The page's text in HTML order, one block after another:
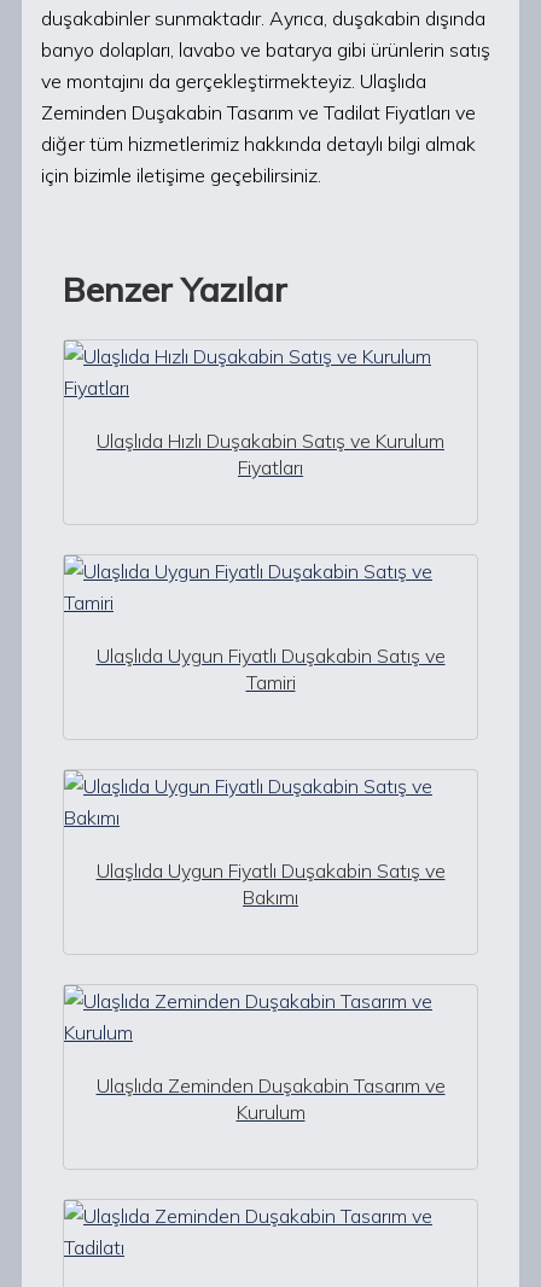
duşakabinler sunmaktadır. Ayrıca, duşakabin dışında
banyo dolapları, lavabo ve batarya gibi ürünlerin satış
ve montajını da gerçekleştirmekteyiz. Ulaşlıda
Zeminden Duşakabin Tasarım ve Tadilat Fiyatları ve
diğer tüm hizmetlerimiz hakkında detaylı bilgi almak
için bizimle iletişime geçebilirsiniz.
Benzer Yazılar
Ulaşlıda Hızlı Duşakabin Satış ve Kurulum
Fiyatları
Ulaşlıda Uygun Fiyatlı Duşakabin Satış ve
Tamiri
Ulaşlıda Uygun Fiyatlı Duşakabin Satış ve
Bakımı
Ulaşlıda Zeminden Duşakabin Tasarım ve
Kurulum